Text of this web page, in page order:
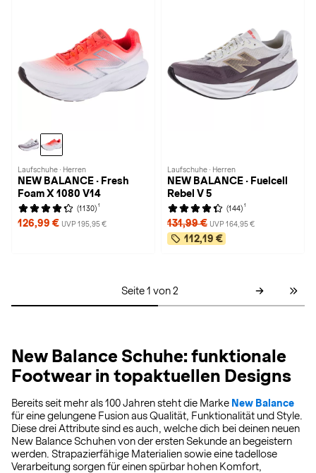
Laufschuhe · Herren
NEW BALANCE · Fresh
Foam X 1080 V14
(1130) 1
126,99 € UVP 195,95 €
Laufschuhe · Herren
NEW BALANCE · Fuelcell
Rebel V 5
(144) 1
131,99 € UVP 164,95 €
112,19 €
Seite 1 von 2
New Balance Schuhe: funktionale
Footwear in topaktuellen Designs
Bereits seit mehr als 100 Jahren steht die Marke New Balance
für eine gelungene Fusion aus Qualität, Funktionalität und Style.
Diese drei Attribute sind es auch, welche dich bei deinen neuen
New Balance Schuhen von der ersten Sekunde an begeistern
werden. Strapazierfähige Materialien sowie eine tadellose
Verarbeitung sorgen für einen spürbar hohen Komfort,